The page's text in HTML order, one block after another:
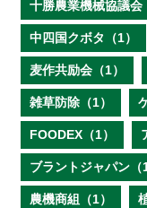
十勝農業機械協議会
中四国クボタ（1）
麦作共励会（1）
雑草防除（1）
FOODEX（1）
ブラントジャパン（1
農機商組（1）